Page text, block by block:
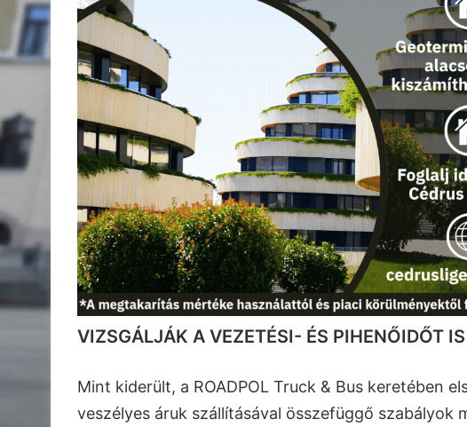
VIZSGÁLJÁK A VEZETÉSI- ÉS PIHENŐIDŐT IS
Mint kiderült, a ROADPOL Truck & Bus keretében
veszélyes áruk szállításával összefüggő szabályok